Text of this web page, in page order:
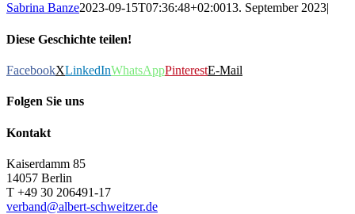
Sabrina Banze2023-09-15T07:36:48+02:0013. September 2023|
Diese Geschichte teilen!
FacebookXLinkedInWhatsAppPinterestE-Mail
Folgen Sie uns
Kontakt
Kaiserdamm 85
14057 Berlin
T +49 30 206491-17
verband@albert-schweitzer.de